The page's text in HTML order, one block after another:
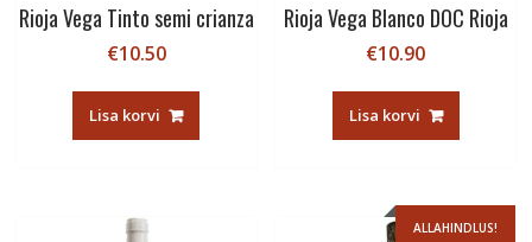
Rioja Vega Tinto semi crianza
€10.50
Lisa korvi
Rioja Vega Blanco DOC Rioja
€10.90
Lisa korvi
ALLAHINDLUS!